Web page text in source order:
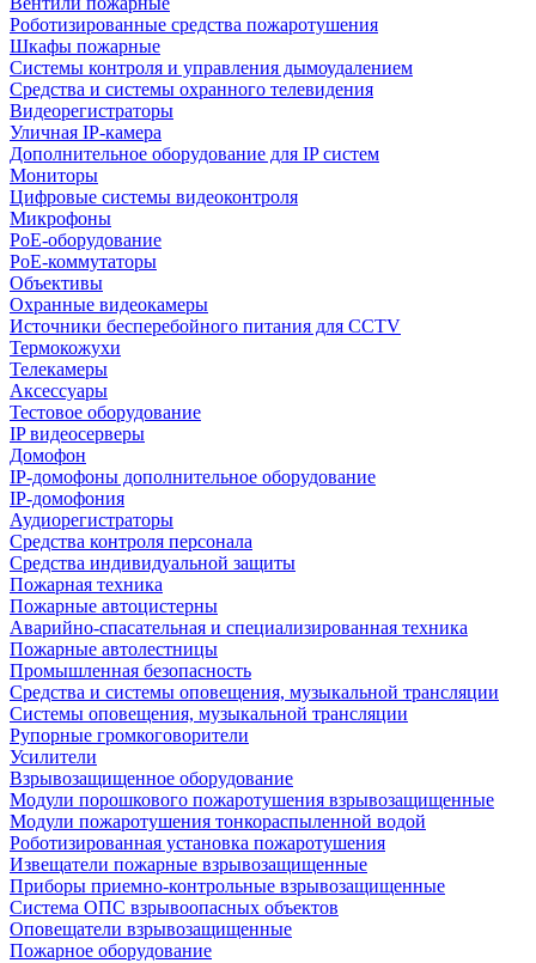
Роботизированные средства пожаротушения
Шкафы пожарные
Системы контроля и управления дымоудалением
Средства и системы охранного телевидения
Видеорегистраторы
Уличная IP-камера
Дополнительное оборудование для IP систем
Мониторы
Цифровые системы видеоконтроля
Микрофоны
PoE-оборудование
PoE-коммутаторы
Объективы
Охранные видеокамеры
Источники бесперебойного питания для CCTV
Термокожухи
Телекамеры
Аксессуары
Тестовое оборудование
IP видеосерверы
Домофон
IP-домофоны дополнительное оборудование
IP-домофония
Аудиорегистраторы
Средства контроля персонала
Средства индивидуальной защиты
Пожарная техника
Пожарные автоцистерны
Аварийно-спасательная и специализированная техника
Пожарные автолестницы
Промышленная безопасность
Средства и системы оповещения, музыкальной трансляции
Системы оповещения, музыкальной трансляции
Рупорные громкоговорители
Усилители
Взрывозащищенное оборудование
Модули порошкового пожаротушения взрывозащищенные
Модули пожаротушения тонкораспыленной водой
Роботизированная установка пожаротушения
Извещатели пожарные взрывозащищенные
Приборы приемно-контрольные взрывозащищенные
Система ОПС взрывоопасных объектов
Оповещатели взрывозащищенные
Пожарное оборудование